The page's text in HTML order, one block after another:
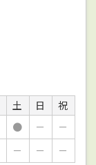
土 日
祝
● －
－
－ － －